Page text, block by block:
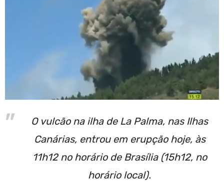
O vulcão na ilha de La Palma, nas Ilhas
Canárias, entrou em erupção hoje, às
11h12 no horário de Brasília (15h12, no
horário local).